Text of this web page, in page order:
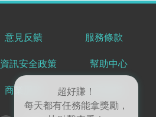
意見反饋 服務條款
資訊安全政策 幫助中心
商業服務 共享知識
超好賺！
每天都有任務能拿獎勵，
登入股感會員，閱讀
任一文章